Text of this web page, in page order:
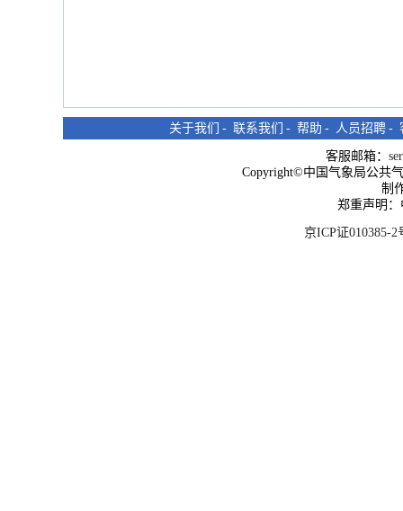
关于我们 - 联系我们 - 帮助 - 人员招聘 -
客服邮箱：
Copyright©中国气象局公共
制
郑重声明
京ICP证010385-2